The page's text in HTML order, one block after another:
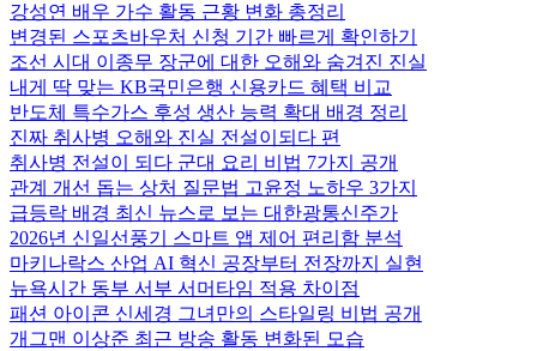
강성연 배우 가수 활동 근황 변화 총정리
변경된 스포츠바우처 신청 기간 빠르게 확인하기
조선 시대 이종무 장군에 대한 오해와 숨겨진 진실
내게 딱 맞는 KB국민은행 신용카드 혜택 비교
반도체 특수가스 후성 생산 능력 확대 배경 정리
진짜 취사병 오해와 진실 전설이되다 편
취사병 전설이 되다 군대 요리 비법 7가지 공개
관계 개선 돕는 상처 질문법 고윤정 노하우 3가지
급등락 배경 최신 뉴스로 보는 대한광통신주가
2026년 신일선풍기 스마트 앱 제어 편리함 분석
마키나락스 산업 AI 혁신 공장부터 전장까지 실현
뉴욕시간 동부 서부 서머타임 적용 차이점
패션 아이콘 신세경 그녀만의 스타일링 비법 공개
개그맨 이상준 최근 방송 활동 변화된 모습